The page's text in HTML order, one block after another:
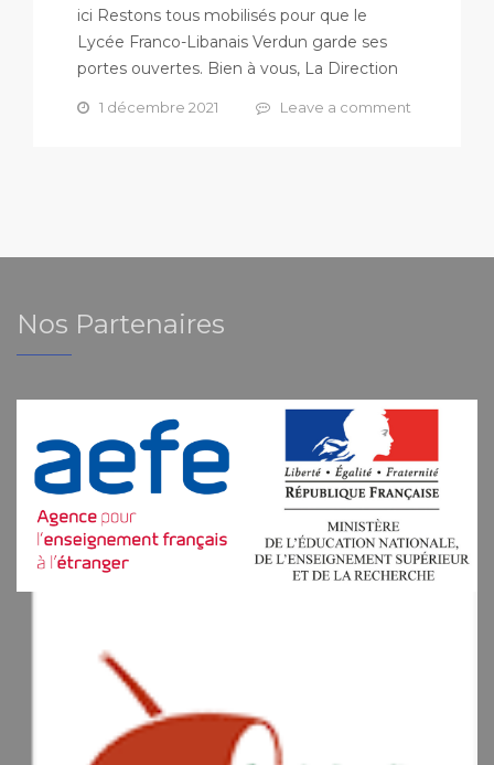
ici Restons tous mobilisés pour que le
Lycée Franco-Libanais Verdun garde ses
portes ouvertes. Bien à vous, La Direction
1 décembre 2021 Leave a comment
Nos Partenaires